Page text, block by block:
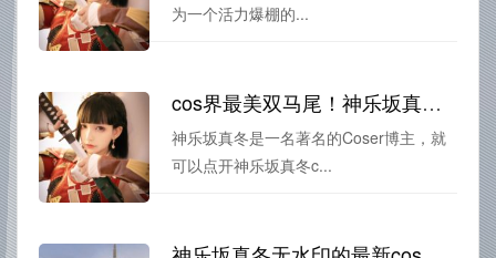
为一个活力爆棚的...
cos界最美双马尾！神乐坂真冬cos君原图分享
神乐坂真冬是一名著名的Coser博主，就
可以点开神乐坂真冬c...